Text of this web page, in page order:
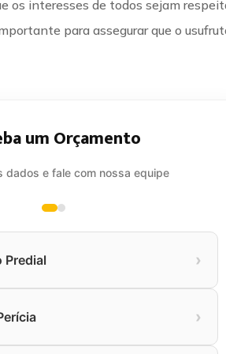
os interesses de todos sejam
para assegurar que o
um Orçamento
dados e fale com nossa equipe
Predial ›
›